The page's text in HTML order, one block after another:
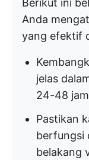
Berikut ini
Anda
yang efektif
jelas
24-48
Pastikan
berfungsi
belakang